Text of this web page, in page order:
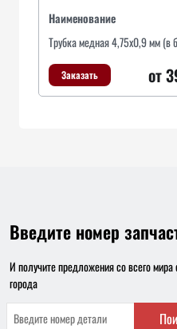
Наименование
Трубка медная 4,75х0,9 мм (в
Заказать от
Введите номер
И получите предложения со всего
города